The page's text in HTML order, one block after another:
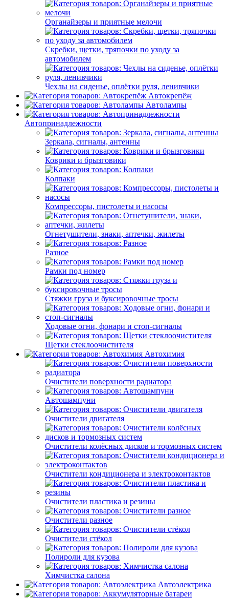
Органайзеры и приятные мелочи
Скребки, щетки, тряпочки по уходу за
автомобилем
Чехлы на сиденье, оплётки руля, ленивчики
Автокрепёж
Автолампы
Автопринадлежности
Зеркала, сигналы, антенны
Коврики и брызговики
Колпаки
Компрессоры, пистолеты и насосы
Огнетушители, знаки, аптечки, жилеты
Разное
Рамки под номер
Стяжки груза и буксировочные тросы
Ходовые огни, фонари и стоп-сигналы
Щетки стеклоочистителя
Автохимия
Очистители поверхности радиатора
Автошампуни
Очистители двигателя
Очистители колёсных дисков и тормозных систем
Очистители кондиционера и электроконтактов
Очистители пластика и резины
Очистители разное
Очистители стёкол
Полироли для кузова
Химчистка салона
Автоэлектрика